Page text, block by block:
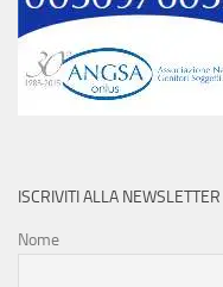
ISCRIVITI ALLA NEWSLETTER
Nome